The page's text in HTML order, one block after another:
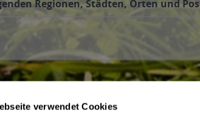
verwendet Cookies
Regionen, Städten, Orten und
Shop Service